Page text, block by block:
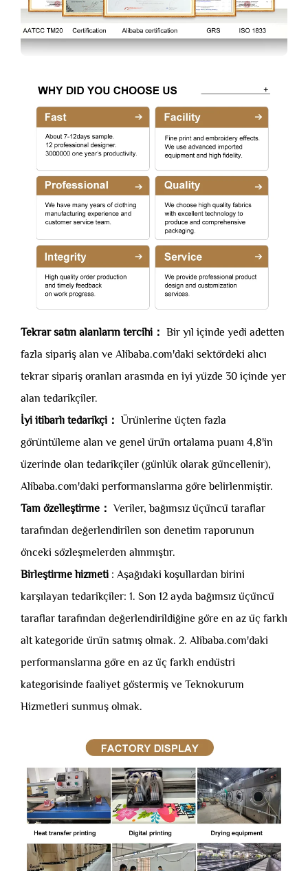
Tekrar satın alanların tercihi： Bir yıl içinde yedi adetten
fazla sipariş alan ve Alibaba.com'daki sektördeki alıcı
tekrar sipariş oranları arasında en iyi yüzde 30 içinde yer
alan tedarikçiler.
İyi itibarlı tedarikçi： Ürünlerine üçten fazla
görüntüleme alan ve genel ürün ortalama puanı 4,8'in
üzerinde olan tedarikçiler (günlük olarak güncellenir),
Alibaba.com'daki performanslarına göre belirlenmiştir.
Tam özelleştirme：Veriler, bağımsız üçüncü taraflar
tarafından değerlendirilen son denetim raporunun
önceki sözleşmelerden alınmıştır.
Birleştirme hizmeti : Aşağıdaki koşullardan birini
karşılayan tedarikçiler: 1. Son 12 ayda bağımsız üçüncü
taraflar tarafından değerlendirildiğine göre en az üç farklı
alt kategoride ürün satmış olmak. 2. Alibaba.com'daki
performanslarına göre en az üç farklı endüstri
kategorisinde faaliyet göstermiş ve Teknokurum
Hizmetleri sunmuş olmak.